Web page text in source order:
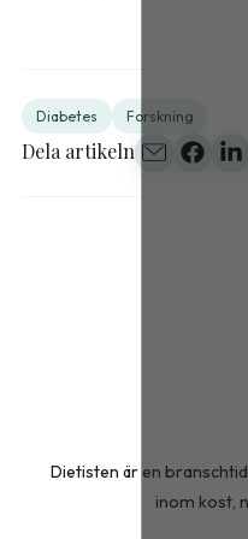
Diabetes Forskning
Dela artikeln
Dietisten är en
inom kost,